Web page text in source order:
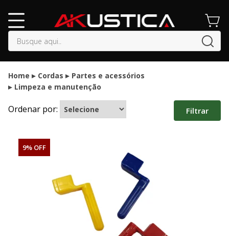
buscar
Home Cordas
Partes e acessórios
Limpeza e manutenção
Ordenar por: Filtrar
9% OFF